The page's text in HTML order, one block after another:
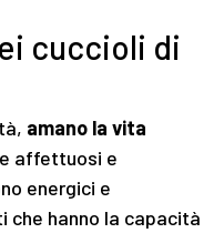
cuccioli di
amano la vita
affettuosi e
energici e
che hanno la capacità